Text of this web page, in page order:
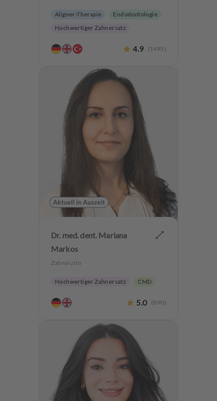
Aligner-Therapie
Endodontologie
Hochwertiger Zahnersatz
4.9 ( 1495 )
Dr. med. dent. Mariana
Markos
Zahnärztin
Hochwertiger Zahnersatz
CMD
Zähneknirschen Behandlung
5.0 (890)